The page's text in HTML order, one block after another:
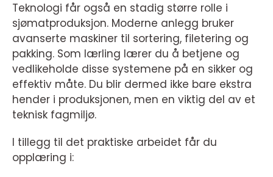
Teknologi får også en stadig større rolle i
sjømatproduksjon. Moderne anlegg bruker
avanserte maskiner til sortering, filetering og
pakking. Som lærling lærer du å betjene og
vedlikeholde disse systemene på en sikker og
effektiv måte. Du blir dermed ikke bare ekstra
hender i produksjonen, men en viktig del av et
teknisk fagmiljø.
I tillegg til det praktiske arbeidet får du
opplæring i: